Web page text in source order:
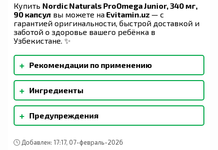
Купить Nordic Naturals ProOmega Junior, 340 мг,
90 капсул вы можете на Evitamin.uz — с
гарантией оригинальности, быстрой доставкой и
заботой о здоровье вашего ребёнка в
Узбекистане. ✨
+ Рекомендации по применению
Принимать по 2 мягкие таблетки в день во
время еды или в соответствии с назначением
врача или фармацевта.
+ Ингредиенты
Очищенный жир глубоководных рыб (анчоусов
и сардин), мягкая капсула (желатин, глицерин,
вода, натуральный клубничный ароматизатор),
альфа токоферол, экстракт розмарина
+ Предупреждения
защищенном от солнечных лучей. Не
Добавлен: 17:17, 07-февраль-2026